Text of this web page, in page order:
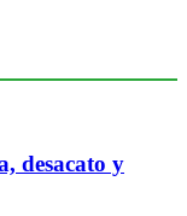
desacato y